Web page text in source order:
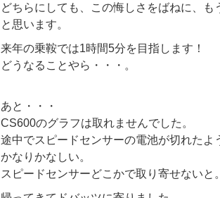
どちらにしても、この悔しさをばねに、
と思います。
来年の乗鞍では1時間5分を目指します！
どうなることやら・・・。
あと・・・
CS600のグラフは取れませんでした。
途中でスピードセンサーの電池が切れたよ
かなりかなしい。
スピードセンサーどこかで取り寄せないと